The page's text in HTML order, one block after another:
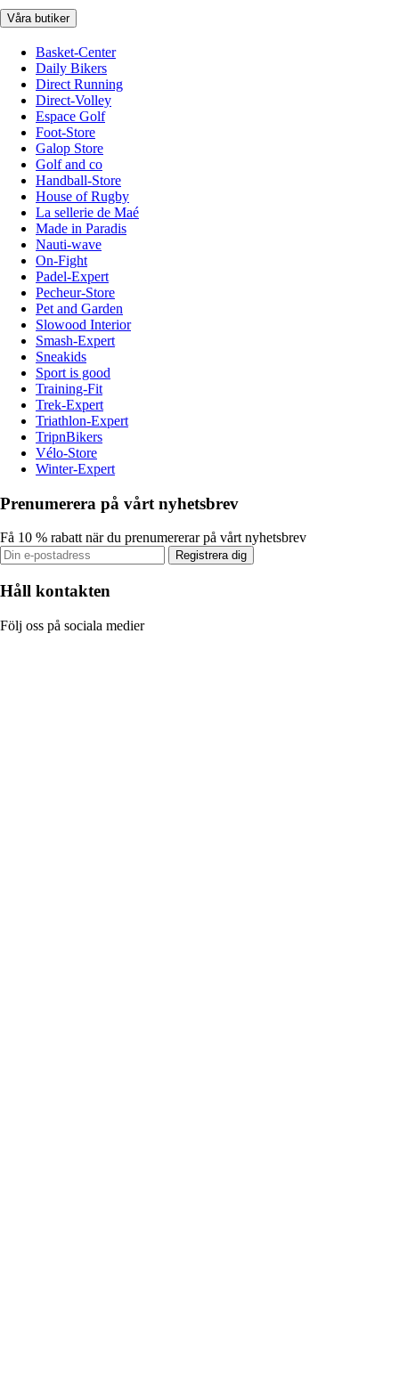
Våra butiker
Basket-Center
Daily Bikers
Direct Running
Direct-Volley
Espace Golf
Foot-Store
Galop Store
Golf and co
Handball-Store
House of Rugby
La sellerie de Maé
Made in Paradis
Nauti-wave
On-Fight
Padel-Expert
Pecheur-Store
Pet and Garden
Slowood Interior
Smash-Expert
Sneakids
Sport is good
Training-Fit
Trek-Expert
Triathlon-Expert
TripnBikers
Vélo-Store
Winter-Expert
Prenumerera på vårt nyhetsbrev
Få 10 % rabatt när du prenumererar på vårt nyhetsbrev
Registrera dig
Håll kontakten
Följ oss på sociala medier